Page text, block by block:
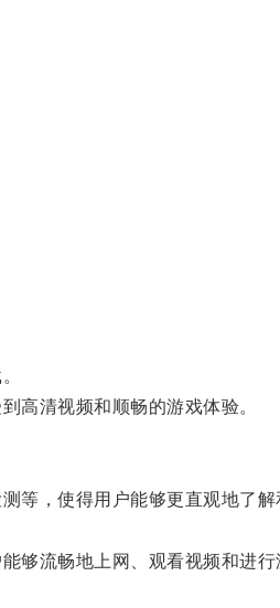
清视频和顺畅的游戏体验。
，使得用户能够更直观地了解
流畅地上网、观看视频和进行